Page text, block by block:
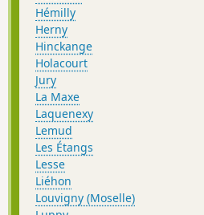
Hémilly
Herny
Hinckange
Holacourt
Jury
La Maxe
Laquenexy
Lemud
Les Étangs
Lesse
Liéhon
Louvigny (Moselle)